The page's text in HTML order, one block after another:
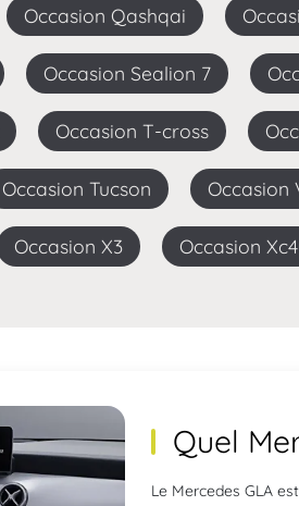
Occasion Qashqai
Occasion Sealion 7
Occasion T-cross
Occasion Tucson
Occasion X3 Occasion
Quel
Le Mercedes GLA